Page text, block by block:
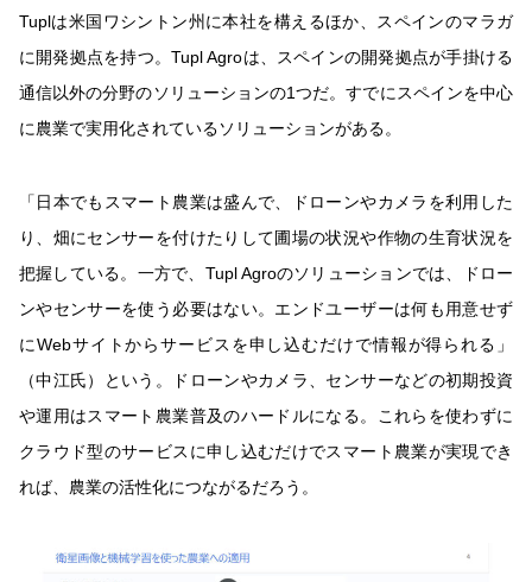
Tuplは米国ワシントン州に本社を構えるほか、スペインのマラガ
に開発拠点を持つ。Tupl Agroは、スペインの開発拠点が手掛ける
通信以外の分野のソリューションの1つだ。すでにスペインを中心
に農業で実用化されているソリューションがある。
「日本でもスマート農業は盛んで、ドローンやカメラを利用した
り、畑にセンサーを付けたりして圃場の状況や作物の生育状況を
把握している。一方で、Tupl Agroのソリューションでは、ドロー
ンやセンサーを使う必要はない。エンドユーザーは何も用意せず
にWebサイトからサービスを申し込むだけで情報が得られる」
（中江氏）という。ドローンやカメラ、センサーなどの初期投資
や運用はスマート農業普及のハードルになる。これらを使わずに
クラウド型のサービスに申し込むだけでスマート農業が実現でき
れば、農業の活性化につながるだろう。